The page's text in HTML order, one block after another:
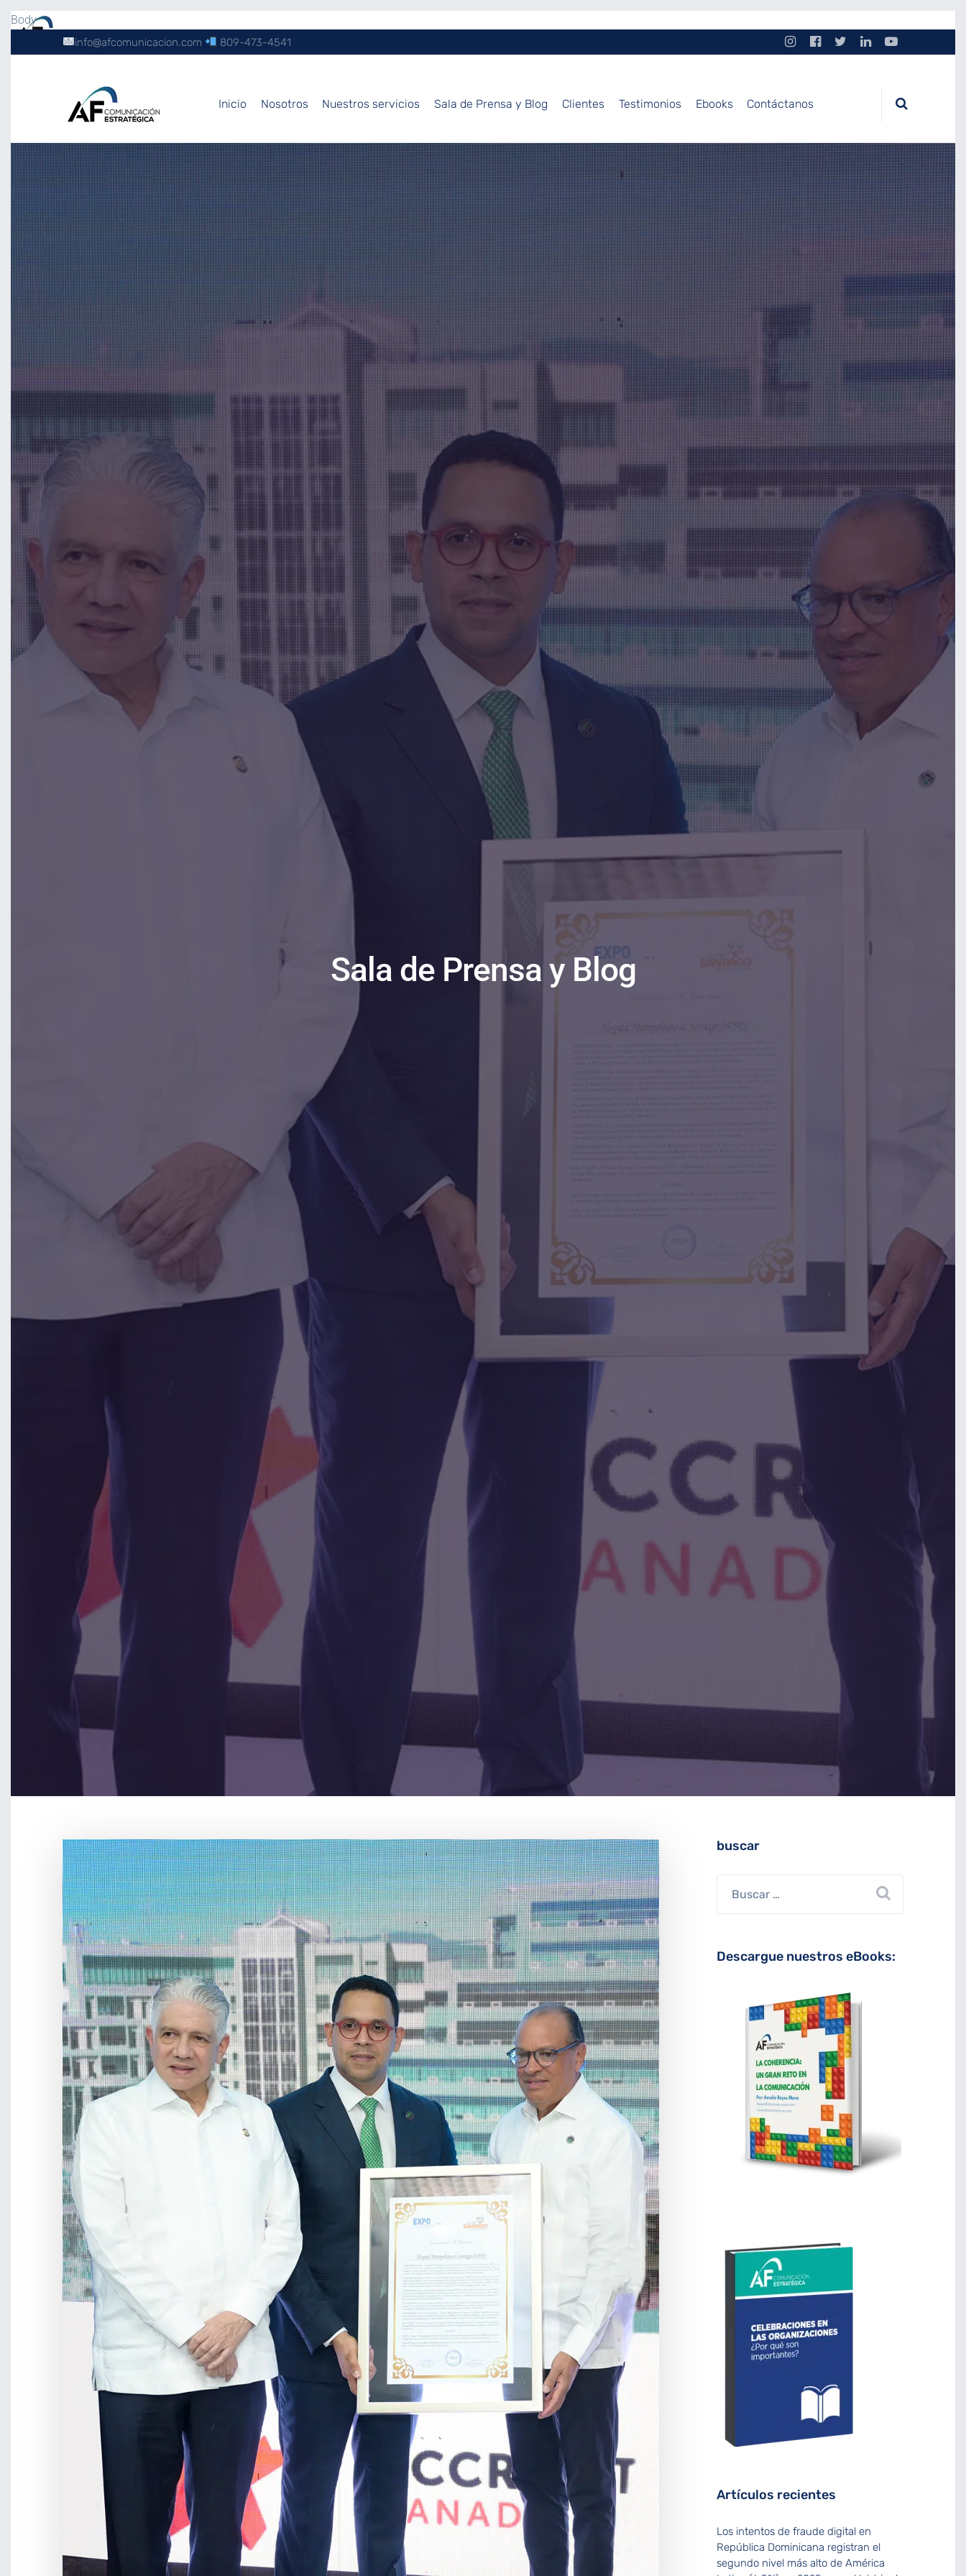
Body
info@afcomunicacion.com 809-473-4541
Inicio Nosotros Nuestros servicios Sala de Prensa y Blog Clientes Testimonios Ebooks Contáctanos
Sala de Prensa y Blog
buscar
Descargue nuestros eBooks:
Artículos recientes
Los intentos de fraude digital en
República Dominicana registran el
segundo nivel más alto de América